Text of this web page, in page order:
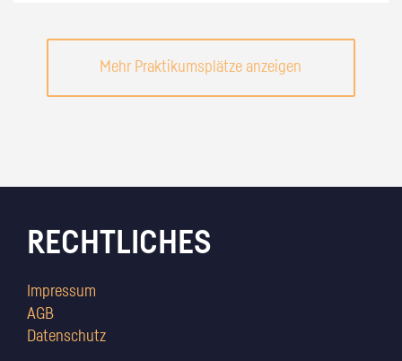
Mehr Praktikumsplätze anzeigen
RECHTLICHES
Impressum
AGB
Datenschutz